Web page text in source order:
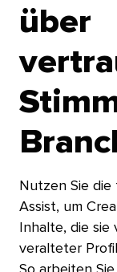
über
Nutzen Sie die
Assist, um
Inhalte, die
veralteter